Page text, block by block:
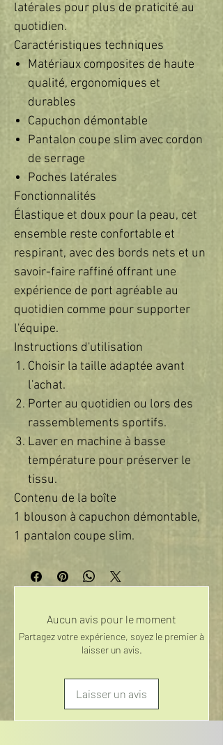
latérales pour plus de praticité au
quotidien.
Caractéristiques techniques
Matériaux composites de haute
qualité, ergonomiques et
durables
Capuchon démontable
Pantalon coupe slim avec cordon
de serrage
Poches latérales
Fonctionnalités
Élastique et doux pour la peau, cet
ensemble reste confortable et
respirant, avec des bords nets et un
savoir-faire raffiné offrant une
expérience de port agréable au
quotidien comme pour supporter
l'équipe.
Instructions d'utilisation
Choisir la taille adaptée avant
l'achat.
Porter au quotidien ou lors des
rassemblements sportifs.
Laver en machine à basse
température pour préserver le
tissu.
Contenu de la boîte
1 blouson à capuchon démontable,
1 pantalon coupe slim.
Aucun avis pour le moment
Partagez votre expérience, soyez le premier à
laisser un avis.
Laisser un avis